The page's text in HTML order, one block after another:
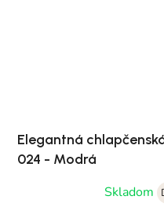
Elegantná
024 - Modrá
Skladom